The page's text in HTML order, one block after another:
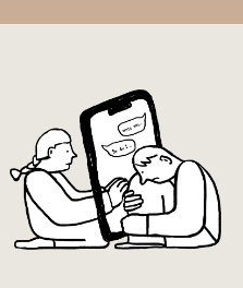
vida. Ela me
encontrou num
estado misto de
depressão e
agitação com
pensamentos